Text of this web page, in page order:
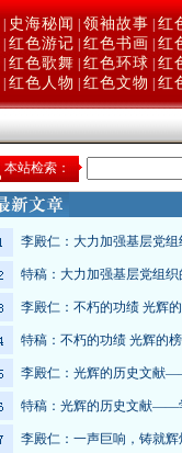
史海秘闻 领袖故事 红
红色游记 红色书画
红
红色歌舞 红色环球 红
红色人物 红色文物 红
本站检索：
李殿仁：大力加强基层党
特稿：大力加强基层党组
李殿仁：不朽的功绩 光辉
特稿：不朽的功绩 光辉的
李殿仁：光辉的历史文献
特稿：光辉的历史文献——
李殿仁：一声巨响，铸就